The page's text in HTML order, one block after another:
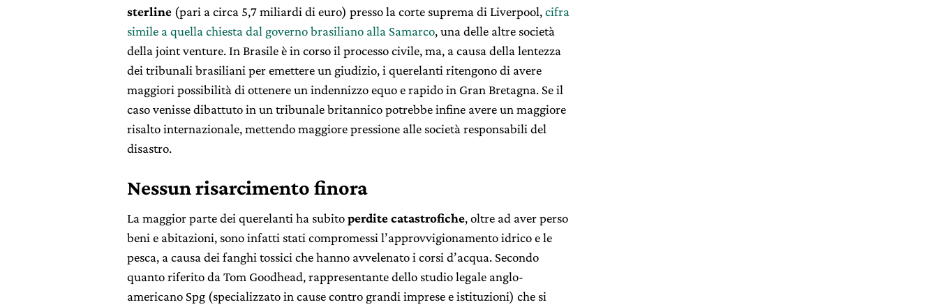
sterline (pari a circa 5,7 miliardi di euro) presso la corte suprema di Liverpool,cifra
simile a quella chiesta dal governo brasiliano alla Samarco, una delle altre società
della joint venture. In Brasile è in corso il processo civile, ma, a causa della lentezza
dei tribunali brasiliani per emettere un giudizio, i querelanti ritengono di avere
maggiori possibilità di ottenere un indennizzo equo e rapido in Gran Bretagna. Se il
caso venisse dibattuto in un tribunale britannico potrebbe infine avere un maggiore
risalto internazionale, mettendo maggiore pressione alle società responsabili del
disastro.
Nessun risarcimento finora
La maggior parte dei querelanti ha subitoperdite catastrofiche, oltre ad aver perso
beni e abitazioni, sono infatti stati compromessi l’approvvigionamento idrico e le
pesca, a causa dei fanghi tossici che hanno avvelenato i corsi d’acqua. Secondo
quanto riferito da Tom Goodhead, rappresentante dello studio legale anglo-
americano Spg (specializzato in cause contro grandi imprese e istituzioni) che si